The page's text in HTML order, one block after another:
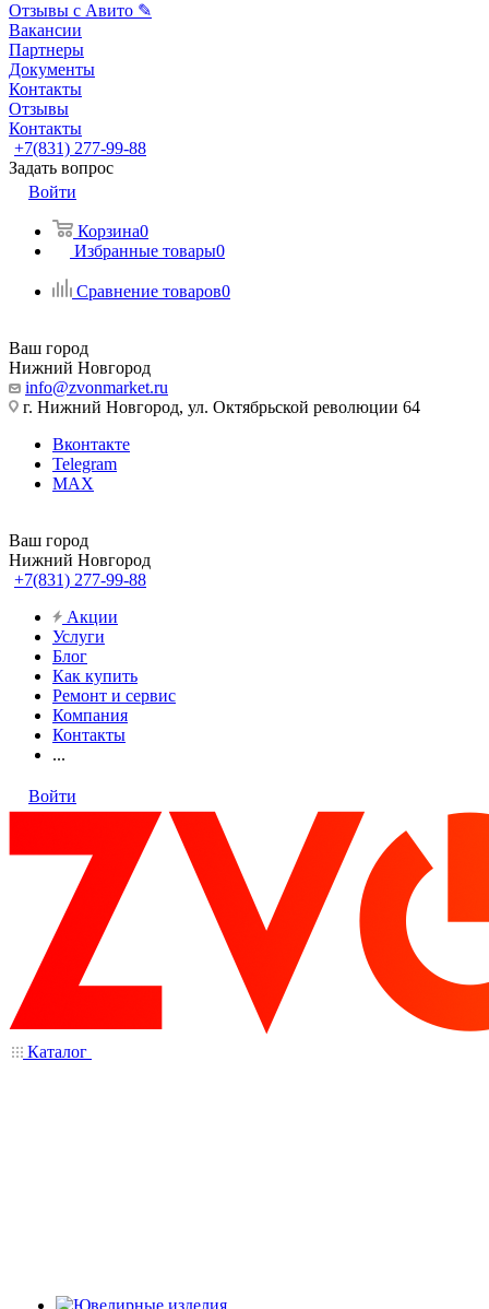
Отзывы с Авито ✎
Вакансии
Партнеры
Документы
Контакты
Отзывы
Контакты
+7(831) 277-99-88
Задать вопрос
Войти
Корзина0
Избранные товары0
Сравнение товаров0
Ваш город
Нижний Новгород
info@zvonmarket.ru
г. Нижний Новгород, ул. Октябрьской революции 64
Вконтакте
Telegram
MAX
Ваш город
Нижний Новгород
+7(831) 277-99-88
Акции
Услуги
Блог
Как купить
Ремонт и сервис
Компания
Контакты
...
Войти
Каталог